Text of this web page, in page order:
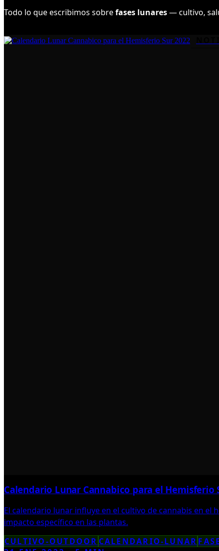
Todo lo que escribimos sobrefases lunares— cultivo,
Calendario Lunar Cannabico para el Hemisferio
El calendario lunar influye en el cultivo de cannabis en el
impacto específico en las plantas.
CULTIVO-OUTDOOR CALENDARIO-LUNAR